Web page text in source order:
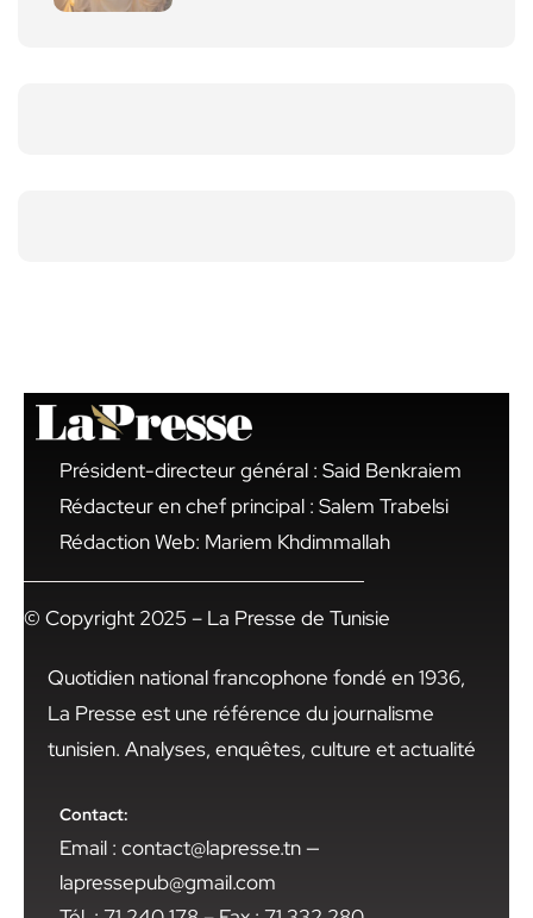
Président-directeur général : Said Benkraiem
Rédacteur en chef principal : Salem Trabelsi
Rédaction Web: Mariem Khdimmallah
© Copyright 2025 – La Presse de Tunisie
Quotidien national francophone fondé en 1936,
La Presse est une référence du journalisme
tunisien. Analyses, enquêtes, culture et actualité
Contact:
Email : contact@lapresse.tn —
lapressepub@gmail.com